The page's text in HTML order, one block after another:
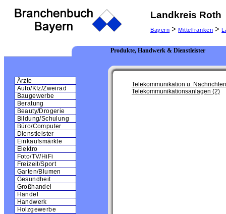
Landkreis Roth
Bayern > Mittelfranken >
Produkte, Handwerk & Dienstleister
Ärzte
Auto/Kfz/Zweirad
Baugewerbe
Beratung
Beauty/Drogerie
Bildung/Schulung
Büro/Computer
Dienstleister
Einkaufsmärkte
Elektro
Foto/TV/HiFi
Freizeit/Sport
Garten/Blumen
Gesundheit
Großhandel
Handel
Handwerk
Holzgewerbe
Telekommunikation u.
Telekommunikationsanlagen (2)